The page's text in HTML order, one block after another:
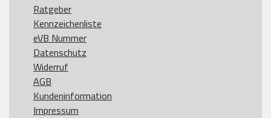
Ratgeber
Kennzeichenliste
eVB Nummer
Datenschutz
Widerruf
AGB
Kundeninformation
Impressum